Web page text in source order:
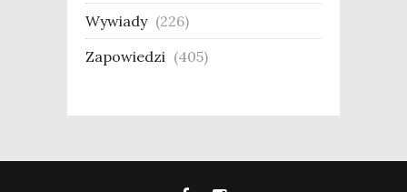
Wywiady (226)
Zapowiedzi (405)